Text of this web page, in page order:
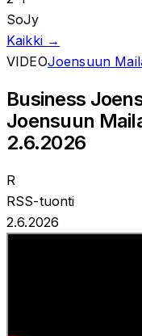
SoJy
Kaikki →
VIDEOJoensuun
Business
Joensuun
2.6.2026
R
RSS-tuonti
2.6.2026